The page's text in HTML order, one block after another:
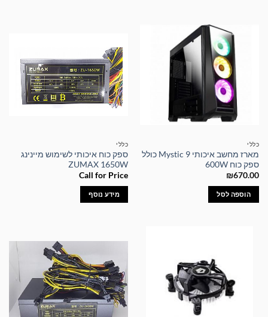
כללי
מארז מחשב איכותי Mystic 9 כולל
ספק כוח 600W
₪670.00
הוספה לסל
כללי
ספק כוח איכותי לשימוש מיינינג
ZUMAX 1650W
Call for Price
מידע נוסף